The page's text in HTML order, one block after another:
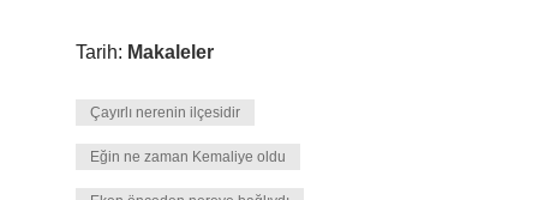
Tarih: Makaleler
Çayırlı nerenin ilçesidir
Eğin ne zaman Kemaliye oldu